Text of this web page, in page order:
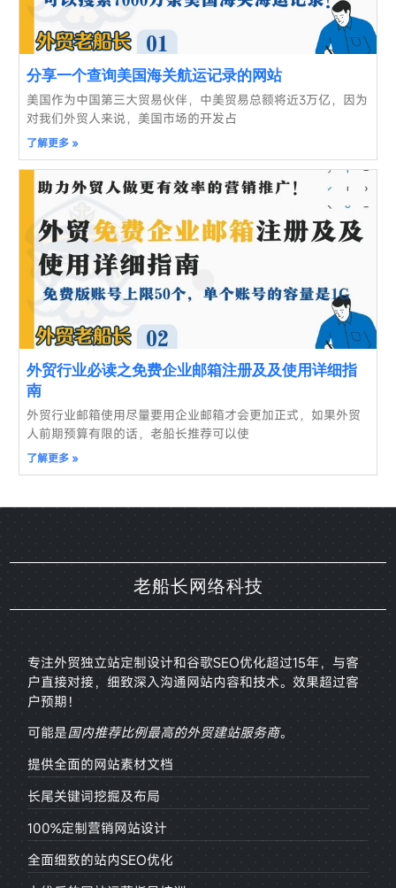
分享一个查询美国海关航运记录的网站
美国作为中国第三大贸易伙伴，中美贸易总额将近3万亿，因为
对我们外贸人来说，美国市场的开发占
了解更多 »
外贸行业必读之免费企业邮箱注册及及使用详细指
南
外贸行业邮箱使用尽量要用企业邮箱才会更加正式，如果外贸
人前期预算有限的话，老船长推荐可以使
了解更多 »
老船长网络科技
专注外贸独立站定制设计和谷歌SEO优化超过15年，与客
户直接对接， 细致深入沟通网站内容和技术。效果超过客
户预期！
可能是国内推荐比例最高的外贸建站服务商。
提供全面的网站素材文档
长尾关键词挖掘及布局
100%定制营销网站设计
全面细致的站内SEO优化